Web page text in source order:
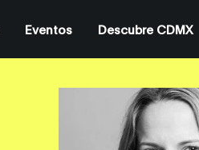
Eventos Descubre CDMX